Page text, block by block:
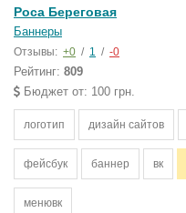
Роса Береговая
Баннеры
Отзывы: +0 / 1 / -0
Рейтинг: 809
Бюджет от: 100 грн.
логотип дизайн сайтов
фейсбук баннер вк
менювк